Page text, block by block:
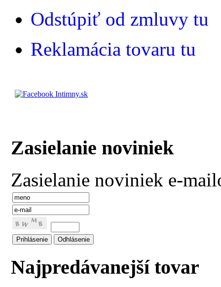
Odstúpiť od zmluvy tu
Reklamácia tovaru tu
Zasielanie noviniek
Zasielanie noviniek e-
Najpredávanejší tovar